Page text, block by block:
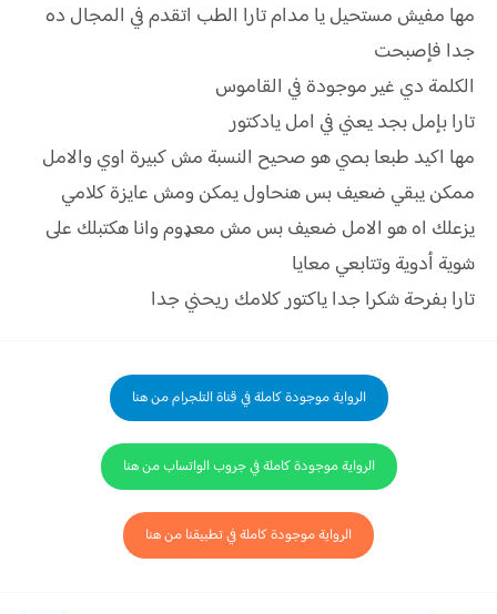
مها مفيش مستحيل يا مدام تارا الطب اتقدم في المجال ده
جدا فإصبحت
الكلمة دي غير موجودة في القاموس
تارا بإمل بجد يعني في امل يادكتور
مها اكيد طبعا بصي هو صحيح النسبة مش كبيرة اوي والامل
ممكن يبقي ضعيف بس هنحاول يمكن ومش عايزة كلامي
يزعلك اه هو الامل ضعيف بس مش معډوم وانا هكتبلك على
شوية أدوية وتتابعي معايا
تارا بفرحة شكرا جدا ياكتور كلامك ريحني جدا
الرواية موجودة كاملة في قناة التلجرام من هنا
الرواية موجودة كاملة في جروب الواتساب من هنا
الرواية موجودة كاملة في تطبيقنا من هنا